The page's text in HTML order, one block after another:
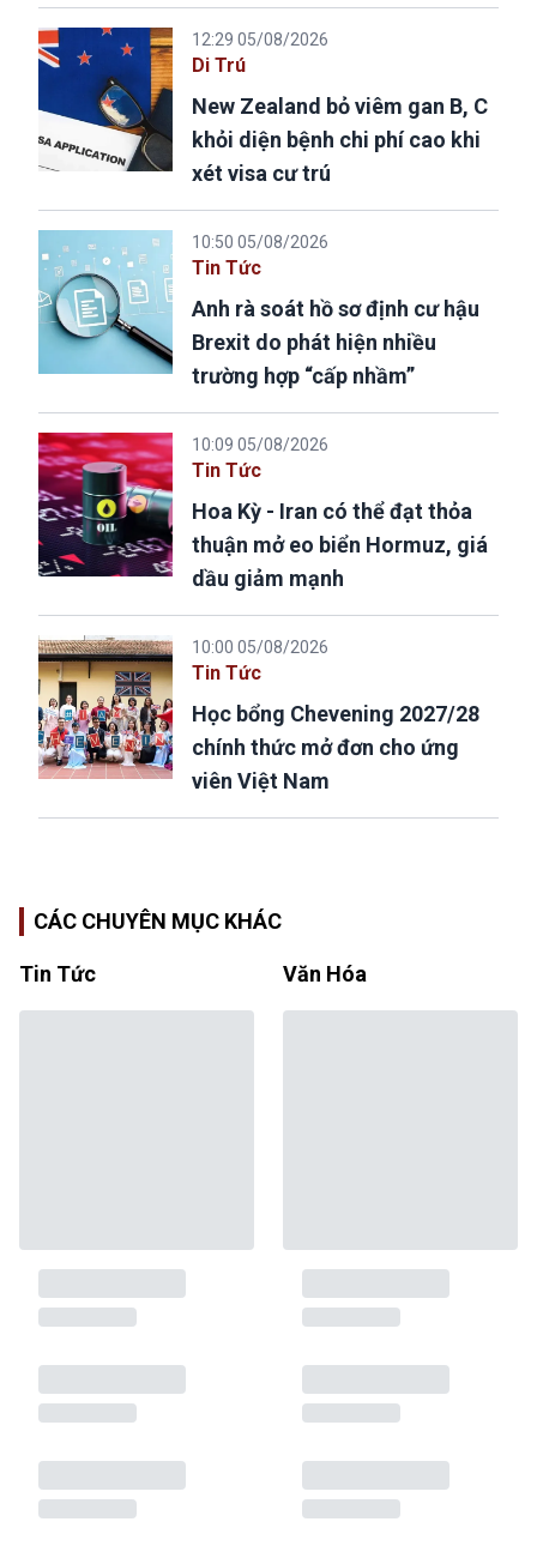
12:29 05/08/2026
Di Trú
New Zealand bỏ viêm gan B, C
khỏi diện bệnh chi phí cao khi
xét visa cư trú
10:50 05/08/2026
Tin Tức
Anh rà soát hồ sơ định cư hậu
Brexit do phát hiện nhiều
trường hợp “cấp nhầm”
10:09 05/08/2026
Tin Tức
Hoa Kỳ - Iran có thể đạt thỏa
thuận mở eo biển Hormuz, giá
dầu giảm mạnh
10:00 05/08/2026
Tin Tức
Học bổng Chevening 2027/28
chính thức mở đơn cho ứng
viên Việt Nam
CÁC CHUYÊN MỤC KHÁC
Tin Tức Văn Hóa